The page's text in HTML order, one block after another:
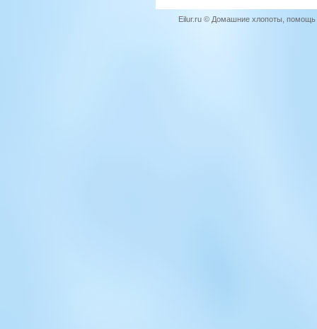
Eilur.ru © Домашние хлопоты,